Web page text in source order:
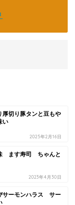
切り豚タンと豆もや
い
2025年2月16日
ます寿司 ちゃんと
2023年4月30日
サーモンハラス サー